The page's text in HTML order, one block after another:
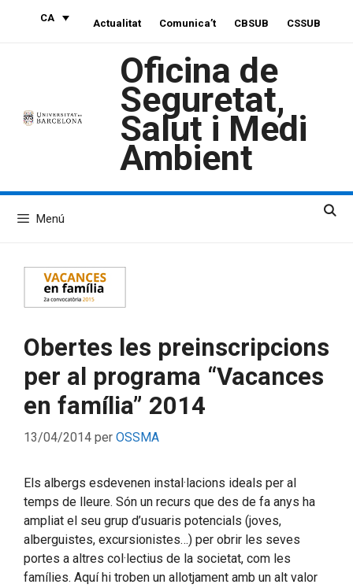
CA Actualitat Comunica’t CBSUB CSSUB
Oficina de
Seguretat,
Salut i Medi
Ambient
Menú
Obertes les preinscripcions
per al programa “Vacances
en família” 2014
13/04/2014 per OSSMA
Els albergs esdevenen instal·lacions ideals per al
temps de lleure. Són un recurs que des de fa anys ha
ampliat el seu grup d’usuaris potencials (joves,
alberguistes, excursionistes…) per obrir les seves
portes a altres col·lectius de la societat, com les
famílies. Aquí hi troben un allotjament amb un alt valor